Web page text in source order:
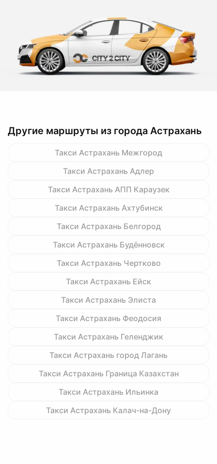
Другие маршруты из города Астрахань
Такси Астрахань Межгород
Такси Астрахань Адлер
Такси Астрахань АПП Караузек
Такси Астрахань Ахтубинск
Такси Астрахань Белгород
Такси Астрахань Будённовск
Такси Астрахань Чертково
Такси Астрахань Ейск
Такси Астрахань Элиста
Такси Астрахань Феодосия
Такси Астрахань Геленджик
Такси Астрахань город Лагань
Такси Астрахань Граница Казахстан
Такси Астрахань Ильинка
Такси Астрахань Калач-на-Дону